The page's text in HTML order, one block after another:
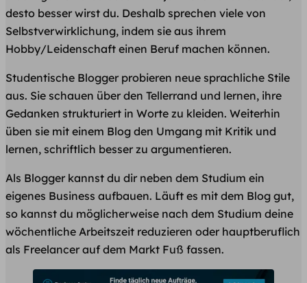
desto besser wirst du. Deshalb sprechen viele von
Selbstverwirklichung, indem sie aus ihrem
Hobby/Leidenschaft einen Beruf machen können.
Studentische Blogger probieren neue sprachliche Stile
aus. Sie schauen über den Tellerrand und lernen, ihre
Gedanken strukturiert in Worte zu kleiden. Weiterhin
üben sie mit einem Blog den Umgang mit Kritik und
lernen, schriftlich besser zu argumentieren.
Als Blogger kannst du dir neben dem Studium ein
eigenes Business aufbauen. Läuft es mit dem Blog gut,
so kannst du möglicherweise nach dem Studium deine
wöchentliche Arbeitszeit reduzieren oder hauptberuflich
als Freelancer auf dem Markt Fuß fassen.